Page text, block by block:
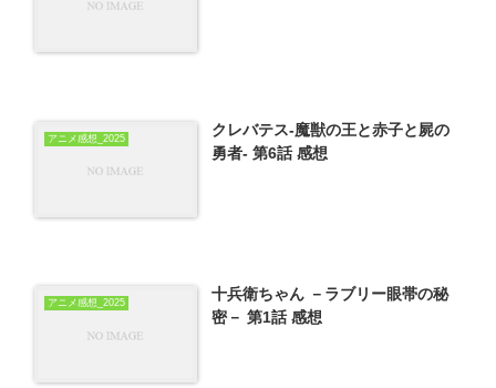
アニメ感想_2025
クレバテス-魔獣の王と赤子と屍の
勇者- 第6話 感想
アニメ感想_2025
十兵衛ちゃん －ラブリー眼帯の秘
密－ 第1話 感想